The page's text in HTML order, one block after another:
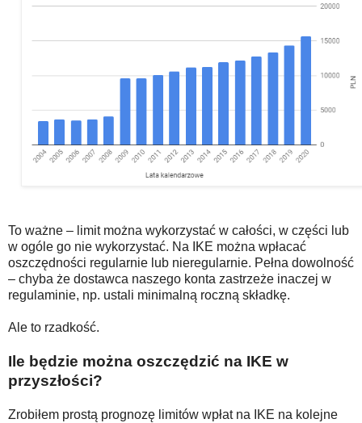
To ważne – limit można wykorzystać w całości, w części lub
w ogóle go nie wykorzystać. Na IKE można wpłacać
oszczędności regularnie lub nieregularnie. Pełna dowolność
– chyba że dostawca naszego konta zastrzeże inaczej w
regulaminie, np. ustali minimalną roczną składkę.
Ale to rzadkość.
Ile będzie można oszczędzić na IKE w
przyszłości?
Zrobiłem prostą prognozę limitów wpłat na IKE na kolejne